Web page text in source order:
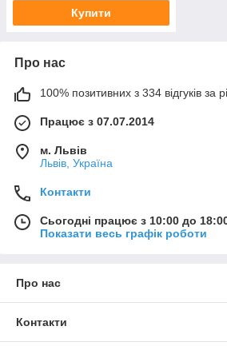
Купити
Про нас
100% позитивних з 334 відгуків за
Працює з 07.07.2014
м. Львів
Львів, Україна
Контакти
Сьогодні працює з 10:00 до
Показати весь графік роботи
Про нас
Контакти